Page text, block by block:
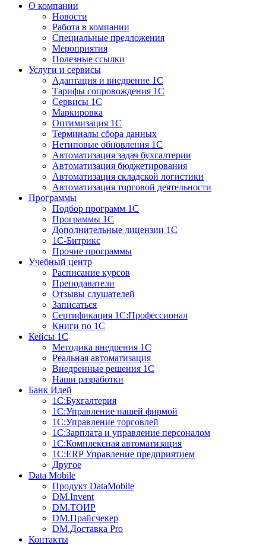
О компании
Новости
Работа в компании
Специальные предложения
Мероприятия
Полезные ссылки
Услуги и сервисы
Адаптация и внедрение 1С
Тарифы сопровождения 1С
Сервисы 1С
Маркировка
Оптимизация 1С
Терминалы сбора данных
Нетиповые обновления 1С
Автоматизация задач бухгалтерии
Автоматизация бюджетирования
Автоматизация складской логистики
Автоматизация торговой деятельности
Программы
Подбор программ 1С
Программы 1С
Дополнительные лицензии 1С
1С-Битрикс
Прочие программы
Учебный центр
Расписание курсов
Преподаватели
Отзывы слушателей
Записаться
Сертификация 1С:Профессионал
Книги по 1С
Кейсы 1С
Методика внедрения 1С
Реальная автоматизация
Внедренные решения 1С
Наши разработки
Банк Идей
1С:Бухгалтерия
1С:Управление нашей фирмой
1С:Управление торговлей
1С:Зарплата и управление персоналом
1С:Комплексная автоматизация
1С:ERP Управление предприятием
Другое
Data Mobile
Продукт DataMobile
DM.Invent
DM.ТОИР
DM.Прайсчекер
DM.Доставка Pro
Контакты